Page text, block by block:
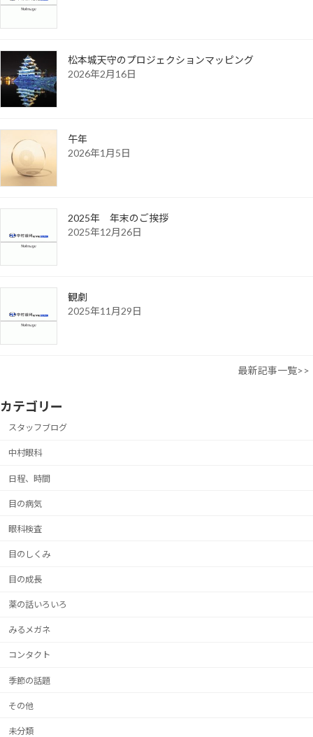
松本城天守のプロジェクションマッピング
2026年2月16日
午年
2026年1月5日
2025年 年末のご挨拶
2025年12月26日
観劇
2025年11月29日
最新記事一覧>>
カテゴリー
スタッフブログ
中村眼科
日程、時間
目の病気
眼科検査
目のしくみ
目の成長
薬の話いろいろ
みるメガネ
コンタクト
季節の話題
その他
未分類